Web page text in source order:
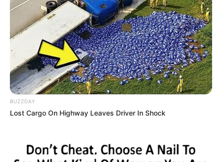
BUZZDAY
Lost Cargo On Highway Leaves Driver In Shock